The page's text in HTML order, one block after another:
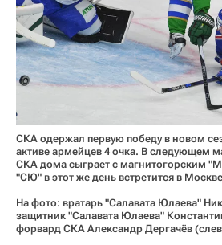
СКА одержал первую победу в новом
активе армейцев 4 очка. В следующем
СКА дома сыграет с магнитогорским
"СЮ" в этот же день встретится в
На фото: вратарь "Салавата Юлаева"
защитник "Салавата Юлаева"
форвард СКА Александр Дергачёв